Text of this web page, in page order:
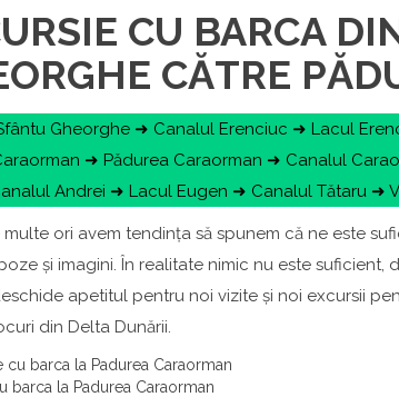
CU BARCA
CĂTRE
Gheorghe ➜ Canalul Erenciuc ➜ Lacul
➜ Pădurea Caraorman ➜ Canalul
Andrei ➜ Lacul Eugen ➜ Canalul Tătaru ➜
ori avem tendința să spunem că ne este
și imagini. În realitate nimic nu este
apetitul pentru noi vizite și noi excursii
din Delta Dunării.
barca la Padurea Caraorman